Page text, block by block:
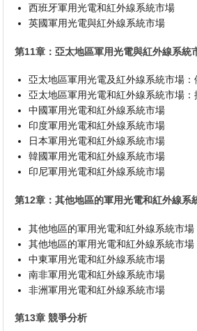
西班牙軍用光電和紅外線系統市場
英國軍用光電與紅外線系統市場
第11章：亞太地區軍用光電與紅外線系統
亞太地區軍用光電及紅外線系統市場
亞太地區軍用光電和紅外線系統市場
中國軍用光電和紅外線系統市場
印度軍用光電和紅外線系統市場
日本軍用光電和紅外線系統市場
韓國軍用光電和紅外線系統市場
印尼軍用光電和紅外線系統市場
第12章：其他地區的軍用光電和紅外線系
其他地區的軍用光電和紅外線系統市
其他地區的軍用光電和紅外線系統市
中東軍用光電和紅外線系統市場
南非軍用光電和紅外線系統市場
非洲軍用光電和紅外線系統市場
第13章 競爭分析